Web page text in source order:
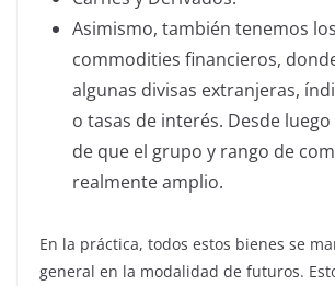
Asimismo, también tenemos
commodities financieros,
algunas divisas extranjeras,
o tasas de interés. Desde
de que el grupo y rango de
realmente amplio.
En la práctica, todos estos bienes se
general en la modalidad de futuros.